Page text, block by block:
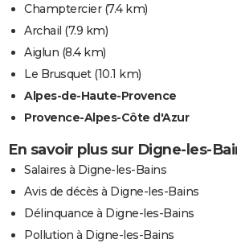
Champtercier(7.4 km)
Archail (7.9 km)
Aiglun (8.4 km)
Le Brusquet(10.1 km)
Alpes-de-Haute-Provence
Provence-Alpes-Côte d'Azur
En savoir plus sur Digne-les-
Salaires à Digne-les-Bains
Avis de décès à Digne-les-Bains
Délinquance à Digne-les-Bains
Pollution à Digne-les-Bains